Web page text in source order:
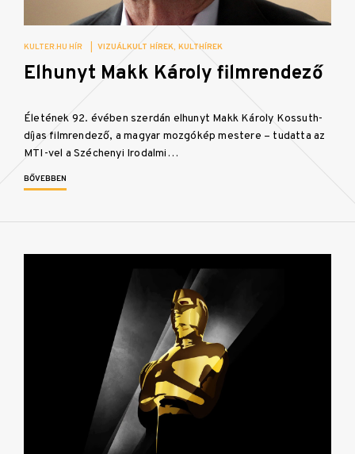
KULTER.HU HÍR VIZUÁLKULT HÍREK KULTHÍREK
Elhunyt Makk Károly filmrendező
Életének 92. évében szerdán elhunyt Makk Károly Kossuth-
díjas filmrendező, a magyar mozgókép mestere – tudatta az
MTI-vel a Széchenyi Irodalmi…
BŐVEBBEN